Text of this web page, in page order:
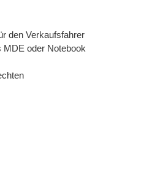
den Verkaufsfahrer
MDE oder Notebook